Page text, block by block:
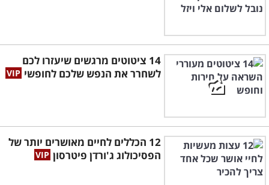
14 ציטוטים מרגשים שיעזרו לכם
לשחרר את הנפש שלכם לחופשי
12 הכללים לחיים מאושרים יותר של
הפסיכולוג ג'ורדן פיטרסון